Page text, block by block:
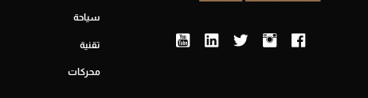
سياحة
تقنية
محركات